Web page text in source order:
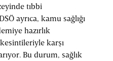
tıbbi
ayrıca, kamu sağlığı
hazırlık
karşı
Bu durum, sağlık